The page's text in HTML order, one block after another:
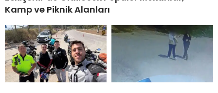
Kamp ve Piknik Alanları